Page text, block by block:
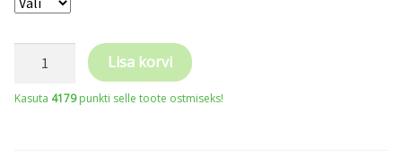
Keevitaja
Lisa korvi
Kasuta 4179punkti selle toote ostmiseks!